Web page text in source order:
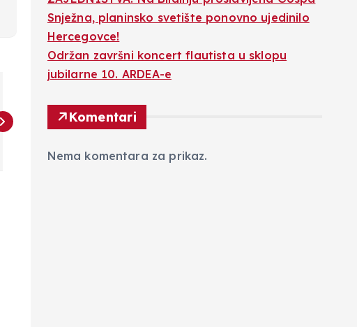
Snježna, planinsko svetište ponovno ujedinilo
Hercegovce!
Održan završni koncert flautista u sklopu
jubilarne 10. ARDEA-e
Komentari
Nema komentara za prikaz.